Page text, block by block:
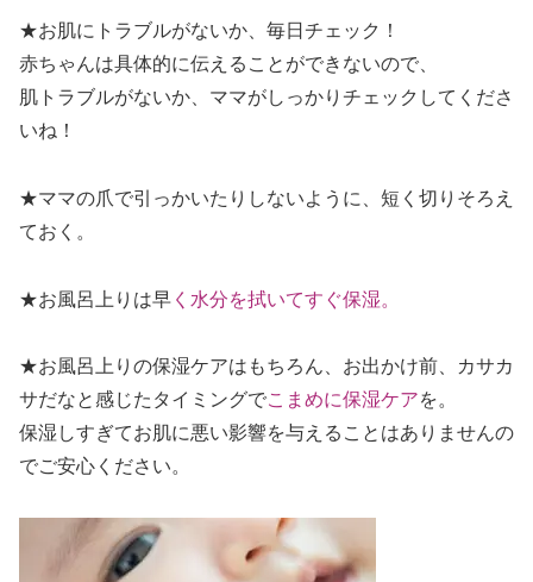
★お肌にトラブルがないか、毎日チェック！
赤ちゃんは具体的に伝えることができないので、
肌トラブルがないか、ママがしっかりチェックしてくださ
いね！
★ママの爪で引っかいたりしないように、短く切りそろえ
ておく。
★お風呂上りは早 く水分を拭いてすぐ保湿。
★お風呂上りの保湿ケアはもちろん、お出かけ前、カサカ
サだなと感じたタイミングでこまめに保湿ケアを。
保湿しすぎてお肌に悪い影響を与えることはありませんの
でご安心ください。